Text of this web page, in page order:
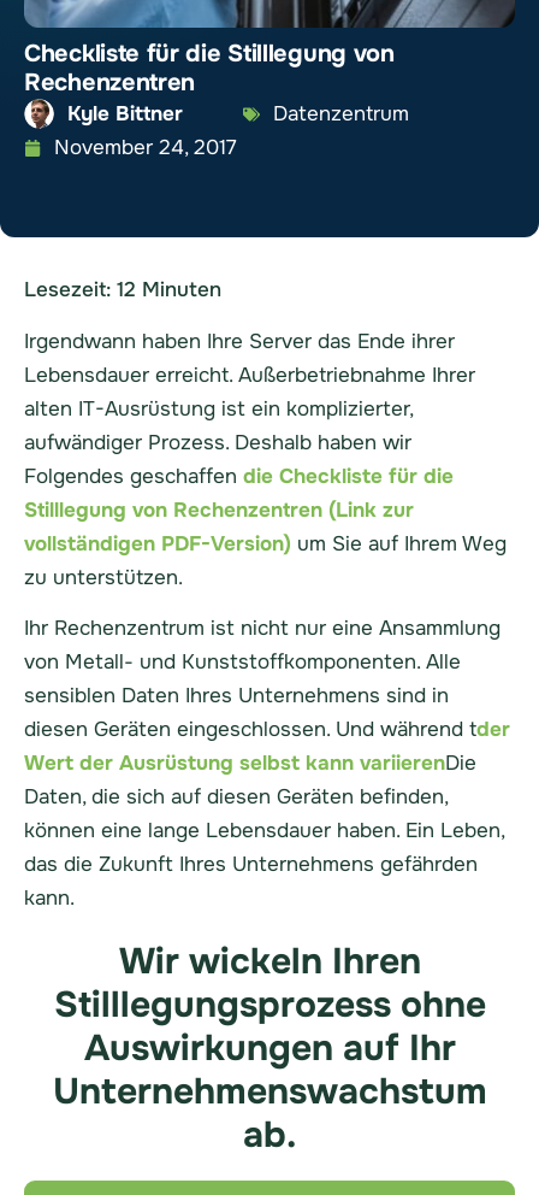
Checkliste für die Stilllegung von
Rechenzentren
Kyle Bittner
Datenzentrum
November 24, 2017
Lesezeit: 12 Minuten
Irgendwann haben Ihre Server das Ende ihrer
Lebensdauer erreicht. Außerbetriebnahme Ihrer
alten IT-Ausrüstung ist ein komplizierter,
aufwändiger Prozess. Deshalb haben wir
Folgendes geschaffen die Checkliste für die
Stilllegung von Rechenzentren (Link zur
vollständigen PDF-Version) um Sie auf Ihrem Weg
zu unterstützen.
Ihr Rechenzentrum ist nicht nur eine Ansammlung
von Metall- und Kunststoffkomponenten. Alle
sensiblen Daten Ihres Unternehmens sind in
diesen Geräten eingeschlossen. Und während tder
Wert der Ausrüstung selbst kann variierenDie
Daten, die sich auf diesen Geräten befinden,
können eine lange Lebensdauer haben. Ein Leben,
das die Zukunft Ihres Unternehmens gefährden
kann.
Wir wickeln Ihren
Stilllegungsprozess ohne
Auswirkungen auf Ihr
Unternehmenswachstum
ab.